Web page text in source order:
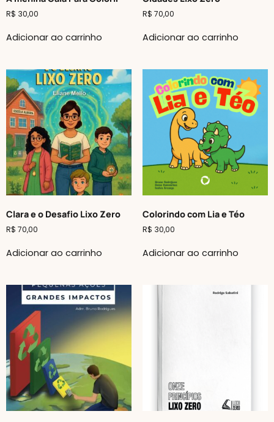
R$ 30,00
Adicionar ao carrinho
R$ 70,00
Adicionar ao carrinho
Clara e o Desafio Lixo Zero
R$ 70,00
Adicionar ao carrinho
Colorindo com Lia e Téo
R$ 30,00
Adicionar ao carrinho